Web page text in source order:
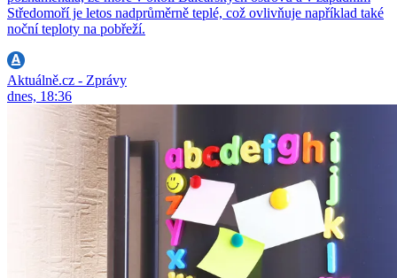
Středomoří je letos nadprůměrně teplé, což ovlivňuje například také
noční teploty na pobřeží.
Aktuálně.cz - Zprávy
dnes, 18:36